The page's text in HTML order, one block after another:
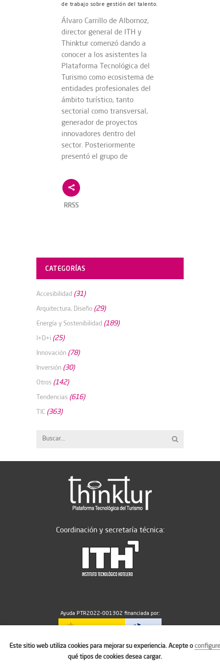
de trabajo sobre gestión del talento.
Álvaro Carrillo de Albornoz,
director general de ITH y
Thinktur comenzó dando a
conocer a los asistentes la
Plataforma Tecnológica del
Turismo como ecosistema de
entidades profesionales del
ámbito turístico, tanto
sectorial como transversal,
generador de proyectos
innovadores dentro del
sector. Posteriormente
presentó el grupo de
RRSS
CATEGORÍAS
Accesibilidad (31)
Arquitectura, Diseño (29)
Energía y Sostenibilidad (189)
I+D+i (25)
Innovación (78)
Inversión (30)
Otros (142)
Tendencias (616)
TIC (363)
Coordinación y secretaría técnica:
Ayuda PTR2022-001302 financiada por:
MICIU/AEI/10.13039/501100011033
Este sitio web utiliza cookies para mejorar su experiencia. Acepte oconfigure
qué tipos de cookies desea cargar.